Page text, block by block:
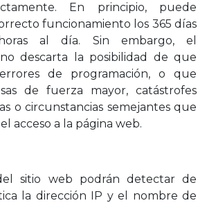
En principio, puede
funcionamiento los 365 días
al día. Sin embargo, el
no descarta la posibilidad de que
de programación, o que
de fuerza mayor, catástrofes
o circunstancias semejantes que
acceso a la página web.
sitio web podrán detectar de
la dirección IP y el nombre de